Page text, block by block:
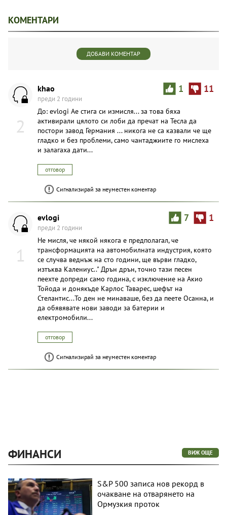
КОМЕНТАРИ
ДОБАВИ КОМЕНТАР
2
1 11
khao
преди 2 години
До: evlogi Ае стига си измисля... за това бяха
активирали цялото си лоби да пречат на Тесла да
постори завод Германия ... никога не са казвали че ще
гладко и без проблеми, само чантаджиите го мислеха
и залагаха дати...
отговор
Сигнализирай за неуместен коментар
1
7 1
evlogi
преди 2 години
Не мисля, че някой някога е предполагал, че
трансформацията на автомобилната индустрия, която
се случва веднъж на сто години, ще върви гладко,
изтъква Калениус.." Дрън дрън, точно тази песен
пеехте допреди само година, с изключение на Акио
Тойода и донякъде Карлос Таварес, шефът на
Стелантис...То ден не минаваше, без да пеете Осанна, и
да обявявате нови заводи за батерии и
електромобили...
отговор
Сигнализирай за неуместен коментар
ФИНАНСИ ВИЖ ОЩЕ
S&P 500 записа нов рекорд в
очакване на отварянето на
Ормузкия проток